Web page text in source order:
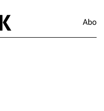
Abo